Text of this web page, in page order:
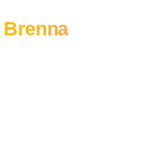
Brenna